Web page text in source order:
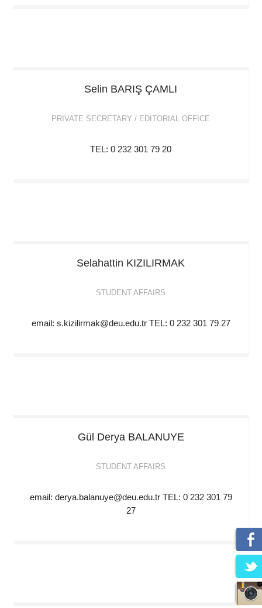
Selin BARIŞ ÇAMLI
PRIVATE SECRETARY / EDITORIAL OFFICE
TEL: 0 232 301 79 20
Selahattin KIZILIRMAK
STUDENT AFFAIRS
email: s.kizilirmak@deu.edu.tr TEL: 0 232 301 79 27
Gül Derya BALANUYE
STUDENT AFFAIRS
email: derya.balanuye@deu.edu.tr TEL: 0 232 301 79
27